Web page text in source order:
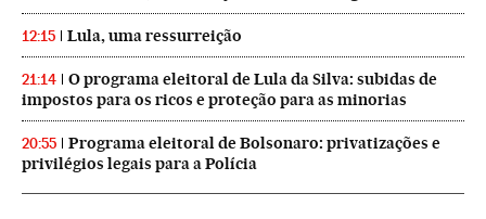
12:15 Lula, uma ressurreição
21:14
O programa eleitoral de Lula da Silva: subidas de
impostos para os ricos e proteção para as minorias
20:55
Programa eleitoral de Bolsonaro: privatizações e
privilégios legais para a Polícia